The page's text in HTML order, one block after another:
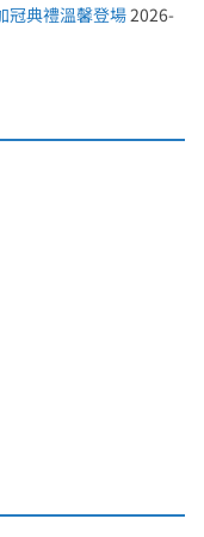
冠典禮溫馨登場 2026-